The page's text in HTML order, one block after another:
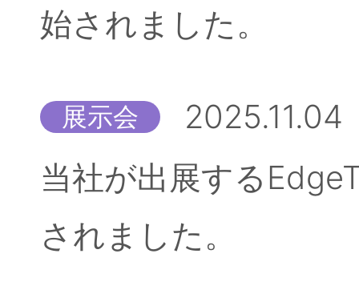
始されました。
展示会
2025.11.04
当社が出展する
されました。